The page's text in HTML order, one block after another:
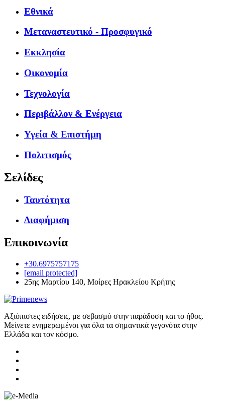
Εθνικά
Μεταναστευτικό - Προσφυγικό
Εκκλησία
Οικονομία
Τεχνολογία
Περιβάλλον & Ενέργεια
Υγεία & Επιστήμη
Πολιτισμός
Σελίδες
Ταυτότητα
Διαφήμιση
Επικοινωνία
+30.6975757175
[email protected]
25ης Μαρτίου 140, Μοίρες Ηρακλείου Κρήτης
Αξιόπιστες ειδήσεις, με σεβασμό στην παράδοση και το ήθος.
Μείνετε ενημερωμένοι για όλα τα σημαντικά γεγονότα στην
Ελλάδα και τον κόσμο.